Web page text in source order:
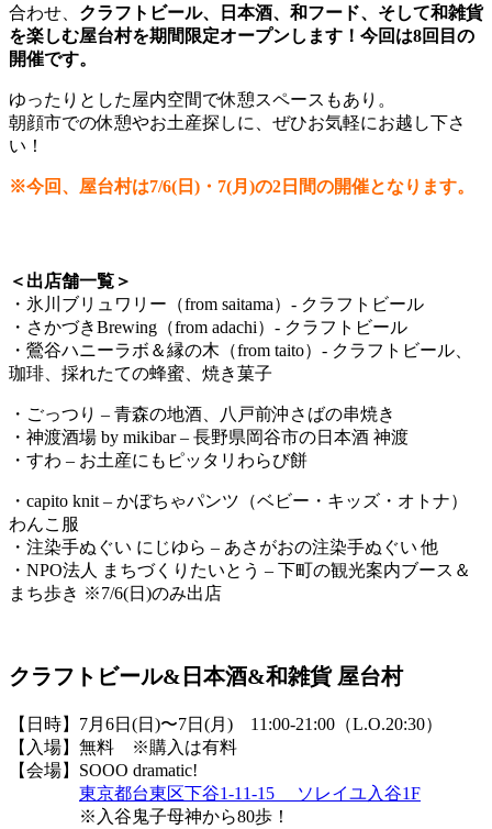
合わせ、 クラフトビール、日本酒、和フード、そして和雑貨
を楽しむ屋台村を期間限定オープンします！今回は8回目の
開催です。
ゆったりとした屋内空間で休憩スペースもあり。
朝顔市での休憩やお土産探しに、ぜひお気軽にお越し下さ
い！
※今回、屋台村は7/6(日)・7(月)の2日間の開催となります。
＜出店舗一覧＞
・氷川ブリュワリー（from saitama）- クラフトビール
・さかづきBrewing（from adachi）- クラフトビール
・鶯谷ハニーラボ＆縁の木（from taito）- クラフトビール、
珈琲、採れたての蜂蜜、焼き菓子
・ごっつり – 青森の地酒、八戸前沖さばの串焼き
・神渡酒場 by mikibar – 長野県岡谷市の日本酒 神渡
・すわ – お土産にもピッタリわらび餅
・capito knit – かぼちゃパンツ（ベビー・キッズ・オトナ）
わんこ服
・注染手ぬぐい にじゆら – あさがおの注染手ぬぐい 他
・NPO法人 まちづくりたいとう – 下町の観光案内ブース＆
まち歩き ※7/6(日)のみ出店
クラフトビール&日本酒&和雑貨 屋台村
【日時】7月6日(日)〜7日(月) 11:00-21:00（L.O.20:30）
【入場】無料 ※購入は有料
【会場】SOOO dramatic!
東京都台東区下谷1-11-15 ソレイユ入谷1F
※入谷鬼子母神から80歩！